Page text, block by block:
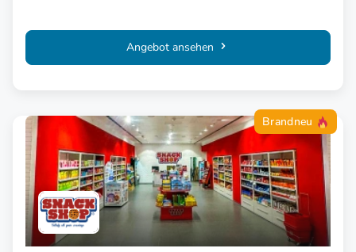
Angebot ansehen
Brandneu